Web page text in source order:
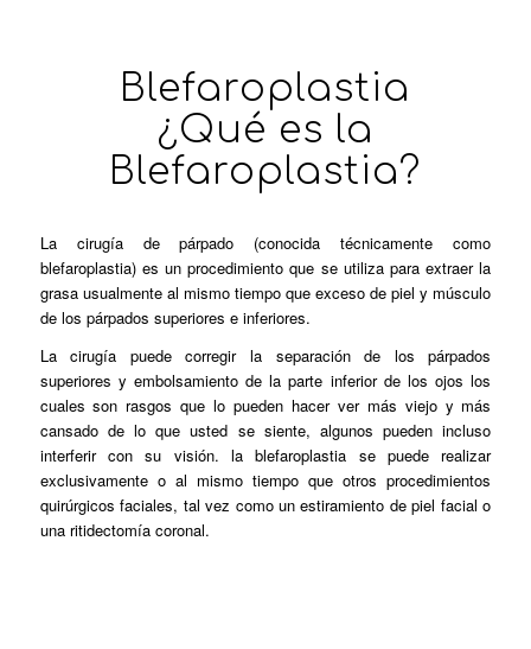
Blefaroplastia
¿Qué es la
Blefaroplastia?
La cirugía de párpado (conocida técnicamente como
blefaroplastia) es un procedimiento que se utiliza para extraer la
grasa usualmente al mismo tiempo que exceso de piel y músculo
de los párpados superiores e inferiores.
La cirugía puede corregir la separación de los párpados
superiores y embolsamiento de la parte inferior de los ojos los
cuales son rasgos que lo pueden hacer ver más viejo y más
cansado de lo que usted se siente, algunos pueden incluso
interferir con su visión. la blefaroplastia se puede realizar
exclusivamente o al mismo tiempo que otros procedimientos
quirúrgicos faciales, tal vez como un estiramiento de piel facial o
una ritidectomía coronal.